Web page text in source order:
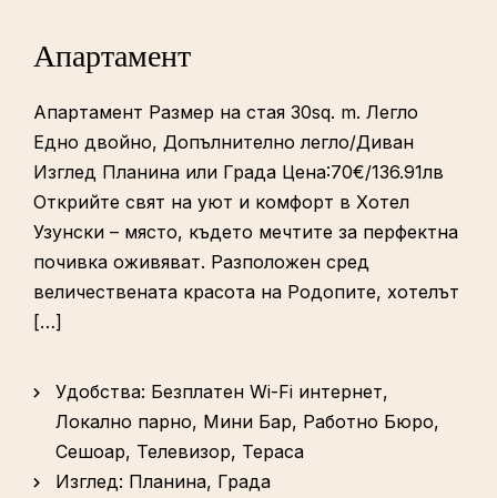
Апартамент
Апартамент Размер на стая 30sq. m. Легло
Едно двойно, Допълнително легло/Диван
Изглед Планина или Града Цена:70€/136.91лв
Открийте свят на уют и комфорт в Хотел
Узунски – място, където мечтите за перфектна
почивка оживяват. Разположен сред
величествената красота на Родопите, хотелът
[…]
Удобства: Безплатен Wi-Fi интернет,
Локално парно, Мини Бар, Работно Бюро,
Сешоар, Телевизор, Тераса
Изглед: Планина, Града